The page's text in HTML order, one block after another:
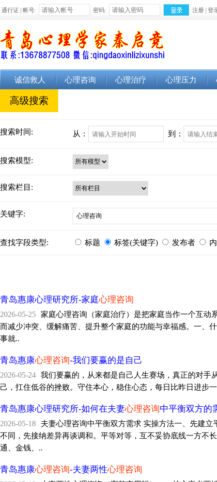
通行证 | 帐号: 密码: 注册 登
诚信救人 心理咨询 心理治疗 心理压力
高级搜索
搜索时间: 从： 到：
搜索模型:
搜索栏目:
关键字:
查找字段类型: 标题 标签(关键字) 发布者
青岛惠康心理研究所-家庭心理咨询
2026-05-25 家庭心理咨询（家庭治疗）是把家庭当作一个互动
而减少冲突、缓解痛苦、提升整个家庭的功能与幸福感。一、
事就..
青岛惠康心理咨询-我们要赢的是自己
2026-05-24 我们要赢的，从来都是自己人生赛场，真正的对手
己，扛住低谷的挫败。守住本心，稳住心态，每日比昨日进步
青岛惠康心理研究所-如何在夫妻心理咨询中平衡双方的
2026-05-18
夫妻心理咨询中平衡双方需求 实操方法一、先建
不同，先接纳差异再谈调和。平等对等，互不妥协底线一方不
通、金钱、..
青岛惠康心理咨询-夫妻两性心理咨询